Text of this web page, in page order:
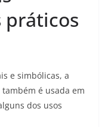
práticos
e simbólicas, a
é usada em
dos usos